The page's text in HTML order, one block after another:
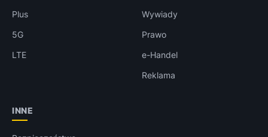
Plus
5G
LTE
Wywiady
Prawo
e-Handel
Reklama
INNE